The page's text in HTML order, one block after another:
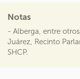
Notas
- Alberga, entre
Juárez, Recinto
SHCP.